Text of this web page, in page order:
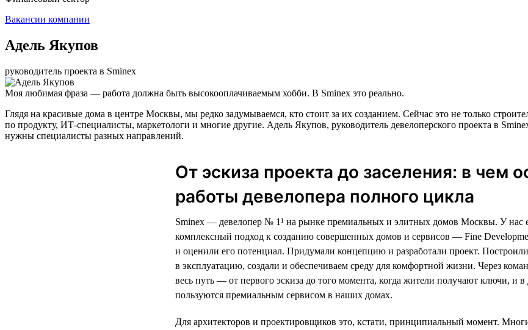
Вакансии компании
Адель Якупов
руководитель проекта в Sminex
Моя любимая фраза — работа должна быть высокооплачиваемым хобби. В Sminex это реально.
Глядя на красивые дома в центре Москвы, мы редко задумываемся, кто стоит за их созданием. Сейчас это не только
по продукту, ИТ-специалисты, маркетологи и многие другие. Адель Якупов, руководитель девелоперского проекта в
нужны специалисты разных направлений.
От эскиза проекта до заселения: в чем
работы девелопера полного цикла
Sminex — девелопер № 1¹ на рынке премиальных и элитных домов Москвы. У нас
комплексный подход к созданию совершенных домов и сервисов — Fine
и оценили его потенциал. Придумали концепцию и разработали проект.
в эксплуатацию, создали и обеспечиваем среду для комфортной жизни. Через
весь путь — от первого эскиза до того момента, когда жители получают ключи, и
пользуются премиальным сервисом в наших домах.
Для архитекторов и проектировщиков это, кстати, принципиальный момент.